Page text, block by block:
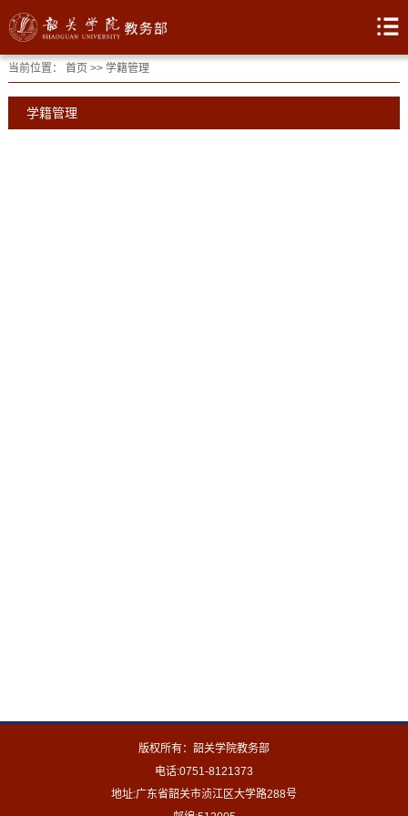
当前位置： 首页 >> 学籍管理
学籍管理
版权所有：韶关学院教务部
电话:0751-8121373
地址:广东省韶关市浈江区大学路288号